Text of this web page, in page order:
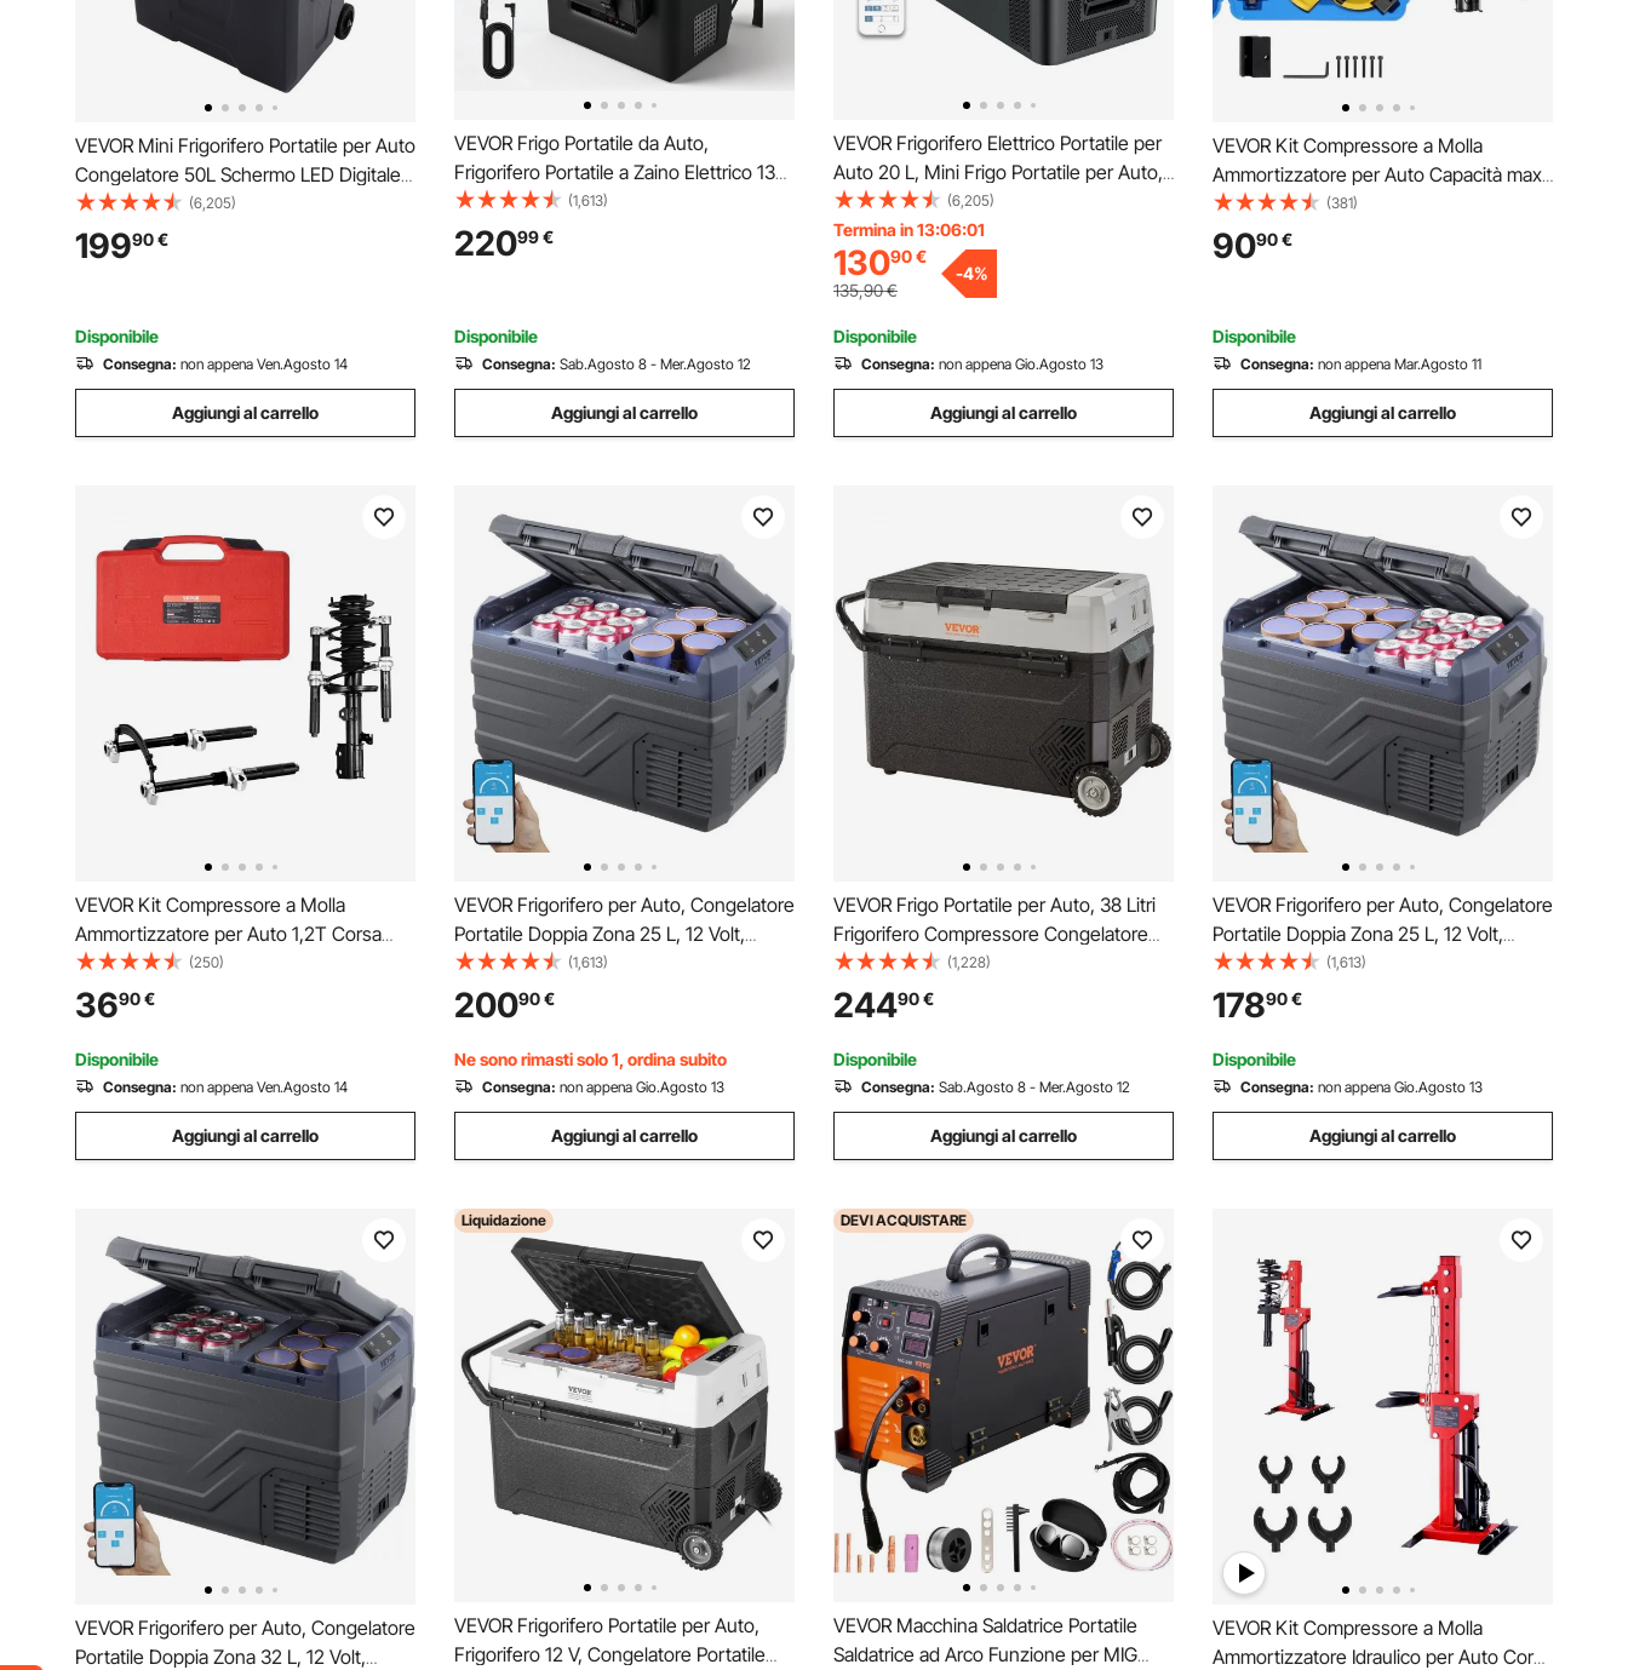
VEVOR Mini Frigorifero Portatile per Auto
Congelatore 50L Schermo LED Digitale,
Frigo Portatile Capienza 50L Campeggio
Viaggio Auto Schermo di Controllo, Frigo
Portatile 12V/24V da Auto Camion Barca
(6,205)
19990€
Disponibile
Consegna: non appena Ven.Agosto 14
Aggiungi al carrello
VEVOR Frigo Portatile da Auto,
Frigorifero Portatile a Zaino Elettrico 13
Litri da Auto 12/24V, Mini Frigorifero con
Compressore per Campeggio Viaggio
Spiaggia Pesca Picnic, Temperatura da
(1,613)
22099€
Disponibile
Consegna: Sab.Agosto 8 - Mer.Agosto 12
Aggiungi al carrello
VEVOR Frigorifero Elettrico Portatile per
Auto 20 L, Mini Frigo Portatile per Auto,
Funzionamento CC 12 V 24 V, CA da 100
V a 240 V, Temperatura Regolabile da
-20 °C a 20 °C, per Camper Viaggio
Barca
(6,205)
Termina in 13:06:00
13090€
135,90€
-4%
Disponibile
Consegna: non appena Gio.Agosto 13
Aggiungi al carrello
VEVOR Kit Compressore a Molla
Ammortizzatore per Auto Capacità max.
4,5 Tonnellate in Acciaio 45#, Kit di
Compressore a Molla 3 Pezzi Valigetta
Portatile Rimozione Molle di
(381)
9090€
Disponibile
Consegna: non appena Mar.Agosto 11
Aggiungi al carrello
VEVOR Kit Compressore a Molla
Ammortizzatore per Auto 1,2T Corsa
280mm, Kit di Strumenti Compressore a
Molla 2 Pezzi in Acciaio con Valigetta
Portatile per Rimozione Molle di
Sospensione per Auto SUV
(250)
3690€
Disponibile
Consegna: non appena Ven.Agosto 14
Aggiungi al carrello
VEVOR Frigorifero per Auto, Congelatore
Portatile Doppia Zona 25 L, 12 Volt,
Gamma Regolabile da -20 ~ 20 ℃,
Dispositivo di Raffreddamento a
Compressore 12/24 V CC e 100-240 V
CA per Campeggio Camper
(1,613)
20090€
Ne sono rimasti solo 1, ordina subito
Consegna: non appena Gio.Agosto 13
Aggiungi al carrello
VEVOR Frigo Portatile per Auto, 38 Litri
Frigorifero Compressore Congelatore
Elettrico CC e CA con Manico
Telescopico e Ruote per Campeggio
0,6kW.h Da -20°C a 10°C Regolabile per
Auto Camion Barca
(1,228)
24490€
Disponibile
Consegna: Sab.Agosto 8 - Mer.Agosto 12
Aggiungi al carrello
VEVOR Frigorifero per Auto, Congelatore
Portatile Doppia Zona 25 L, 12 Volt,
Gamma Regolabile da -20 ~ 20 ℃,
Dispositivo di Raffreddamento a
Compressore 12/24 V CC e 100-240 V
CA per Campeggio Camper
(1,613)
17890€
Disponibile
Consegna: non appena Gio.Agosto 13
Aggiungi al carrello
VEVOR Frigorifero per Auto, Congelatore
Portatile Doppia Zona 32 L, 12 Volt,
Liquidazione
VEVOR Frigorifero Portatile per Auto,
Frigorifero 12 V, Congelatore Portatile
DEVIACQUISTARE
VEVOR Macchina Saldatrice Portatile
Saldatrice ad Arco Funzione per MIG
VEVOR Kit Compressore a Molla
Ammortizzatore Idraulico per Auto Corsa